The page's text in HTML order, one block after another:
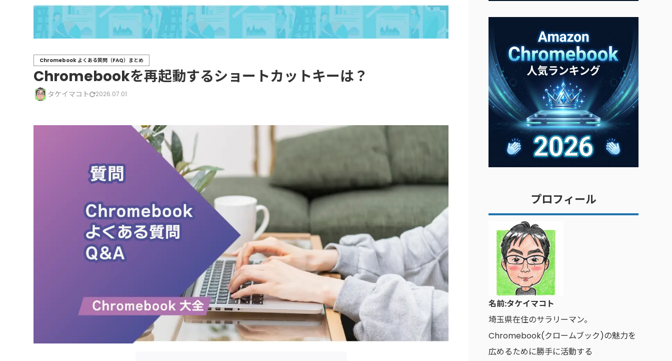
Chromebookを再起動するショートカットキーは？
タケイマコト 2026.07.01
Chromebook よくある質問（FAQ）まとめ
プロフィール
名前:タケイマコト
埼玉県在住のサラリーマン。
Chromebook(クロームブック)の魅力を
広めるために勝手に活動する